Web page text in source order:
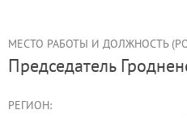
МЕСТО РАБОТЫ И ДОЛЖНОСТЬ
председатель
РЕГИОН: